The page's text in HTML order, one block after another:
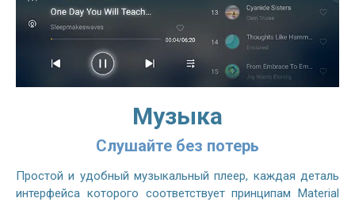
Музыка
Слушайте без потерь
Простой и удобный музыкальный плеер, каждая деталь
интерфейса которого соответствует принципам Material